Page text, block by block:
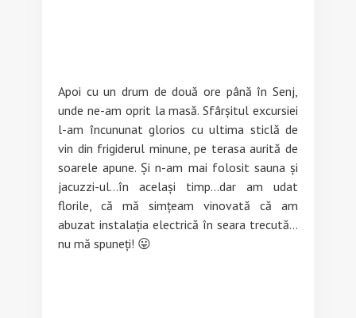
Apoi cu un drum de două ore până în Senj,
unde ne-am oprit la masă. Sfârșitul excursiei
l-am încununat glorios cu ultima sticlă de
vin din frigiderul minune, pe terasa aurită de
soarele apune. Și n-am mai folosit sauna și
jacuzzi-ul…în același timp…dar am udat
florile, că mă simțeam vinovată că am
abuzat instalația electrică în seara trecută…
nu mă spuneți! 😛